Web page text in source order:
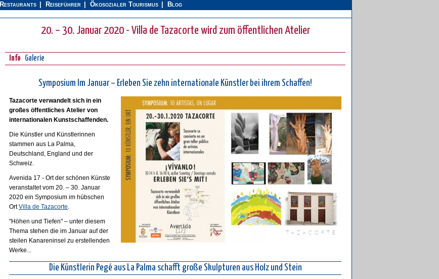
Restaurants Reiseführer Ökosozialer Tourismus Blog
20. – 30. Januar 2020 - Villa de Tazacorte wird zum öffentlichen Atelier
Info Galerie
Symposium Im Januar – Erleben Sie zehn internationale Künstler bei ihrem Schaffen!
Tazacorte verwandelt sich in ein
großes öffentliches Atelier von
internationalen Kunstschaffenden.
Die Künstler und Künstlerinnen
stammen aus La Palma,
Deutschland, England und der
Schweiz.
Avenida 17 - Ort der schönen Künste
veranstaltet vom 20. – 30. Januar
2020 ein Symposium im hübschen
OrtVilla de Tazacorte.
"Höhen und Tiefen" – unter diesem
Thema stehen die im Januar auf der
steilen Kanareninsel zu erstellenden
Werke...
Die Künstlerin Pegé aus La Palma schafft große Skulpturen aus Holz und Stein